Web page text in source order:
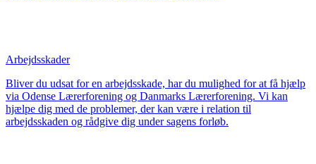
Arbejdsskader
Bliver du udsat for en arbejdsskade, har du mulighed for at få hjælp
via Odense Lærerforening og Danmarks Lærerforening. Vi kan
hjælpe dig med de problemer, der kan være i relation til
arbejdsskaden og rådgive dig under sagens forløb.